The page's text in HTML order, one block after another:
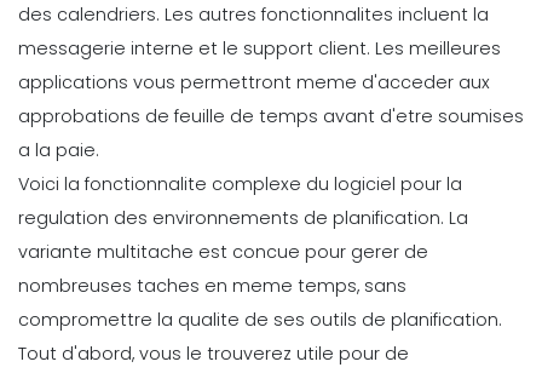
des calendriers. Les autres fonctionnalites incluent la
messagerie interne et le support client. Les meilleures
applications vous permettront meme d'acceder aux
approbations de feuille de temps avant d'etre soumises
a la paie.
Voici la fonctionnalite complexe du logiciel pour la
regulation des environnements de planification. La
variante multitache est concue pour gerer de
nombreuses taches en meme temps, sans
compromettre la qualite de ses outils de planification.
Tout d'abord, vous le trouverez utile pour de